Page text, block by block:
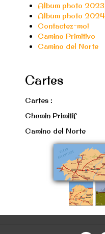
Album photo 2023
Album photo 2024
Contactez-moi
Camino Primitivo
Camino del Norte
Cartes
Cartes :
Chemin Primitif
Camino del Norte